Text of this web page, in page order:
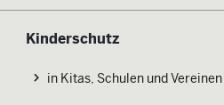
Kinderschutz
in Kitas, Schulen und Vereinen